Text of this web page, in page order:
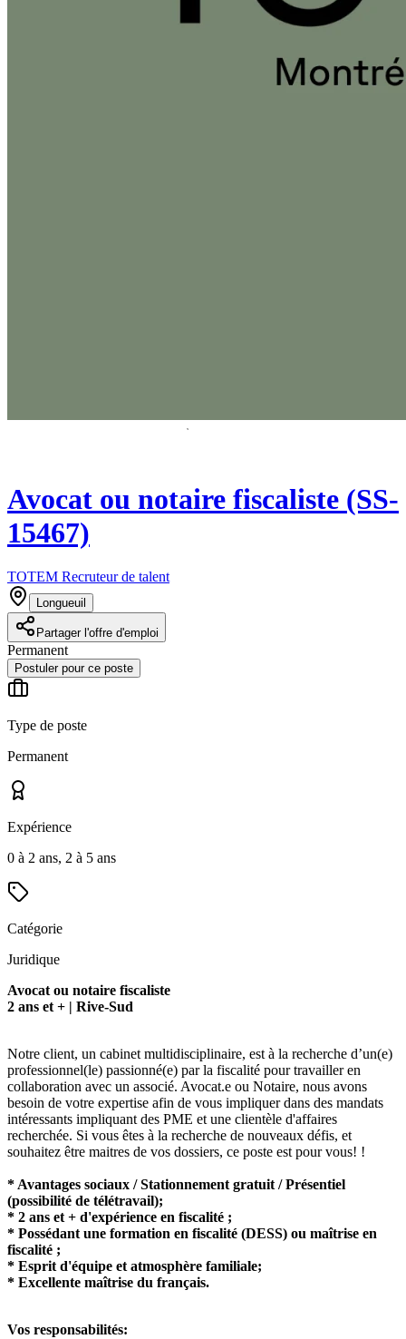
Avocat ou notaire fiscaliste (SS-
15467)
TOTEM Recruteur de talent
Longueuil
Partager l'offre d'emploi
Permanent
Postuler pour ce poste
Type de poste
Permanent
Expérience
0 à 2 ans, 2 à 5 ans
Catégorie
Juridique
Avocat ou notaire fiscaliste
2 ans et + | Rive-Sud
Notre client, un cabinet multidisciplinaire, est à la recherche d’un(e)
professionnel(le) passionné(e) par la fiscalité pour travailler en
collaboration avec un associé. Avocat.e ou Notaire, nous avons
besoin de votre expertise afin de vous impliquer dans des mandats
intéressants impliquant des PME et une clientèle d'affaires
recherchée. Si vous êtes à la recherche de nouveaux défis, et
souhaitez être maitres de vos dossiers, ce poste est pour vous! !
* Avantages sociaux / Stationnement gratuit / Présentiel
(possibilité de télétravail);
* 2 ans et + d'expérience en fiscalité ;
* Possédant une formation en fiscalité (DESS) ou maîtrise en
fiscalité ;
* Esprit d'équipe et atmosphère familiale;
* Excellente maîtrise du français.
Vos responsabilités: